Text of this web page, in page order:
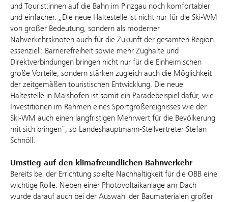
und Tourist:innen auf die Bahn im Pinzgau noch komfortabler
und einfacher. „Die neue Haltestelle ist nicht nur für die Ski-WM
von großer Bedeutung, sondern als moderner
Nahverkehrsknoten auch für die Zukunft der gesamten Region
essenziell: Barrierefreiheit sowie mehr Zughalte und
Direktverbindungen bringen nicht nur für die Einheimischen
große Vorteile, sondern stärken zugleich auch die Möglichkeit
der zeitgemäßen touristischen Entwicklung. Die neue
Haltestelle in Maishofen ist somit ein Paradebeispiel dafür, wie
Investitionen im Rahmen eines Sportgroßereignisses wie der
Ski-WM auch einen langfristigen Mehrwert für die Bevölkerung
mit sich bringen“, so Landeshauptmann-Stellvertreter Stefan
Schnöll.
Umstieg auf den klimafreundlichen Bahnverkehr
Bereits bei der Errichtung spielte Nachhaltigkeit für die ÖBB eine
wichtige Rolle. Neben einer Photovoltaikanlage am Dach
wurde darauf auch bei der Auswahl der Baumaterialen großer